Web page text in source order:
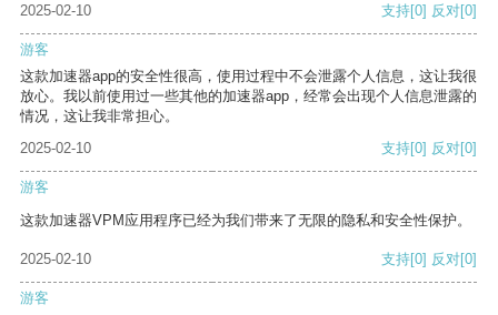
2025-02-10 支持[0] 反对[0]
游客
这款加速器app的安全性很高，使用过程中不会泄露个人信息，这让我很
放心。我以前使用过一些其他的加速器app，经常会出现个人信息泄露的
情况，这让我非常担心。
2025-02-10
支持[0] 反对[0]
游客
这款加速器VPM应用程序已经为我们带来了无限的隐私和安全性保护。
2025-02-10 支持[0] 反对[0]
游客